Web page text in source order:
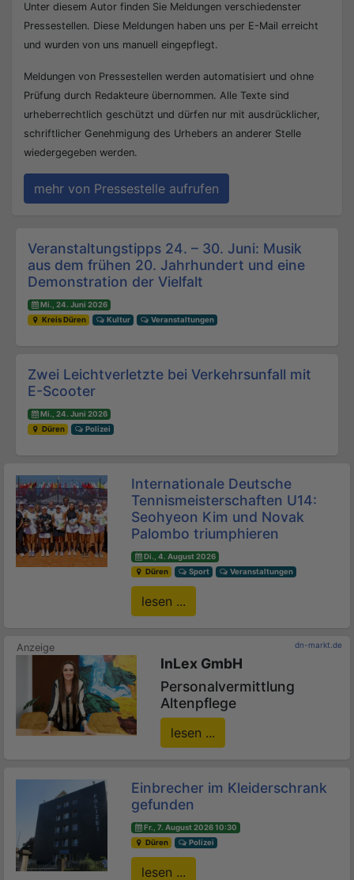
Unter diesem Autor finden Sie Meldungen verschiedenster
Pressestellen. Diese Meldungen haben uns per E-Mail erreicht
und wurden von uns manuell eingepflegt.
Meldungen von Pressestellen werden automatisiert und ohne
Prüfung durch Redakteure übernommen. Alle Texte sind
urheberrechtlich geschützt und dürfen nur mit ausdrücklicher,
schriftlicher Genehmigung des Urhebers an anderer Stelle
wiedergegeben werden.
mehr von Pressestelle aufrufen
Beitrags-Navigation
Veranstaltungstipps 24. – 30. Juni: Musik
aus dem frühen 20. Jahrhundert und eine
Demonstration der Vielfalt
Mi., 24. Juni 2026
Kreis Düren
Kultur Veranstaltungen
Zwei Leichtverletzte bei Verkehrsunfall mit
E-Scooter
Mi., 24. Juni 2026
Düren
Polizei
Internationale Deutsche
Tennismeisterschaften U14:
Seohyeon Kim und Novak
Palombo triumphieren
Di., 4. August 2026
Düren
Sport Veranstaltungen
lesen ...
dn-markt.de
InLex GmbH
Personalvermittlung
Altenpflege
lesen ...
Einbrecher im Kleiderschrank
gefunden
Fr., 7. August 2026 10:30
Düren
Polizei
lesen ...